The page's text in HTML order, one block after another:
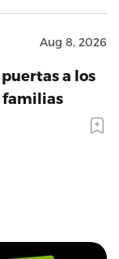
Aug 8, 2026
a los
familias